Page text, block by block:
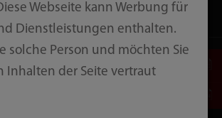
Webseite kann Werbung für
Dienstleistungen enthalten.
solche Person und möchten Sie
Inhalten der Seite vertraut